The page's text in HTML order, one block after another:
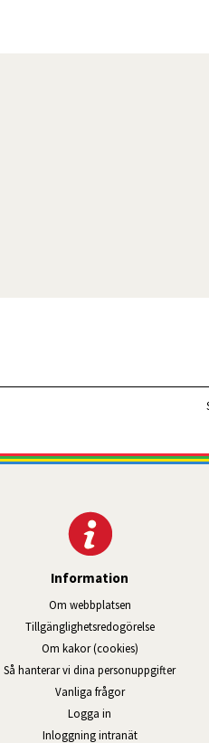
Information
Om webbplatsen
Tillgänglig­hets­redo­görelse
Om kakor (cookies)
Så hanterar vi dina personuppgifter
Vanliga frågor
Logga in
Inloggning intranätÖppnas i nytt